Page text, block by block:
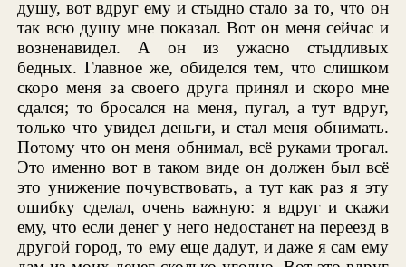
душу, вот вдруг ему и стыдно стало за то, что он
так всю душу мне показал. Вот он меня сейчас и
возненавидел. А он из ужасно стыдливых
бедных. Главное же, обиделся тем, что слишком
скоро меня за своего друга принял и скоро мне
сдался; то бросался на меня, пугал, а тут вдруг,
только что увидел деньги, и стал меня обнимать.
Потому что он меня обнимал, всё руками трогал.
Это именно вот в таком виде он должен был всё
это унижение почувствовать, а тут как раз я эту
ошибку сделал, очень важную: я вдруг и скажи
ему, что если денег у него недостанет на переезд в
другой город, то ему еще дадут, и даже я сам ему